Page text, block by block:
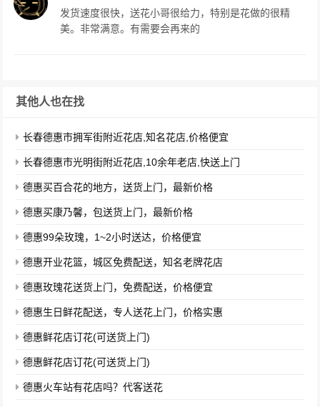
发货速度很快，送花小哥很给力，特别是花做的很精
美。非常满意。有需要会再来的
其他人也在找
长春德惠市拥军街附近花店,知名花店,价格便宜
长春德惠市光明街附近花店,10余年老店,快送上门
德惠买百合花的地方，送货上门，最新价格
德惠买康乃馨，包送货上门，最新价格
德惠99朵玫瑰，1~2小时送达，价格便宜
德惠开业花篮，城区免费配送，知名老牌花店
德惠玫瑰花送货上门，免费配送，价格便宜
德惠生日鲜花配送，专人送花上门，价格实惠
德惠鲜花店订花(可送货上门)
德惠鲜花店订花(可送货上门)
德惠火车站有花店吗？代客送花